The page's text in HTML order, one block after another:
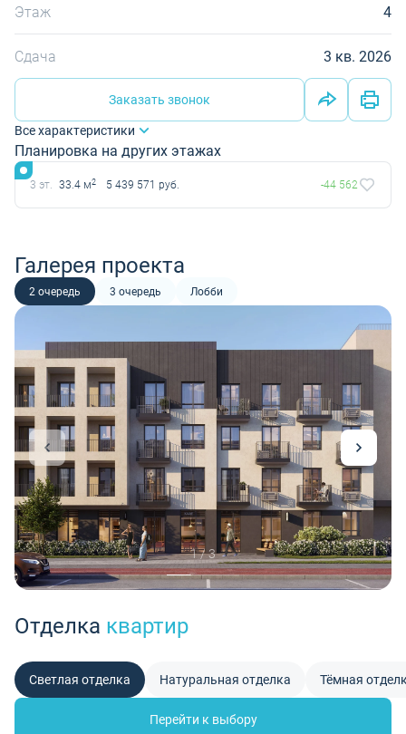
Этаж 4
Сдача 3 кв. 2026
Заказать звонок
Все характеристики
Планировка на других этажах
3 эт. 33.4 м2 5 439 571 руб. -44 562
Галерея проекта
2 очередь 3 очередь Лобби
1 / 3
Отделка квартир
Светлая отделка Натуральная отделка Тёмная
Перейти к выбору